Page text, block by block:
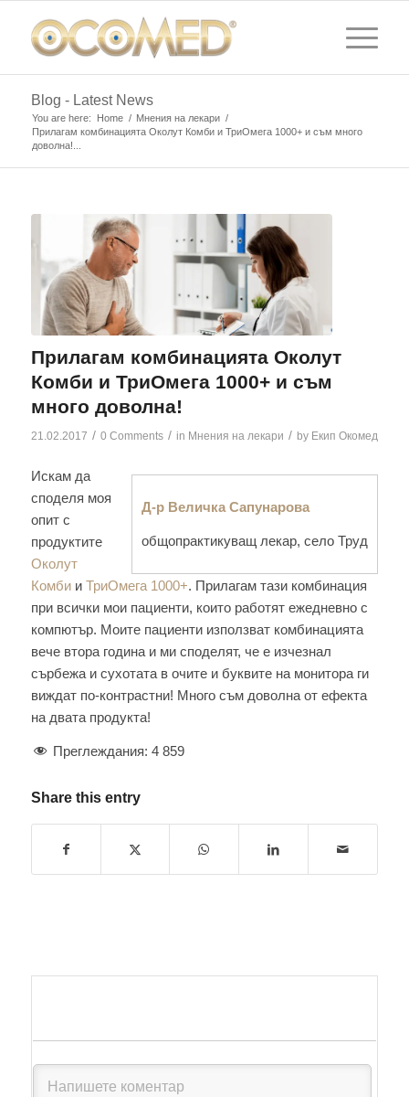
Blog - Latest News
You are here: Home / Мнения на лекари /
Прилагам комбинацията Околут Комби и ТриОмега 1000+ и съм много
доволна!...
Прилагам комбинацията Околут
Комби и ТриОмега 1000+ и съм
много доволна!
21.02.2017 / 0 Comments / in Мнения на лекари / by Екип Окомед
Д-р Величка Сапунарова
общопрактикуващ лекар, село Труд
Искам да
споделя моя
опит с
продуктите
Околут
Комбии ТриОмега 1000+. Прилагам тази комбинация
при всички мои пациенти, които работят ежедневно с
компютър. Моите пациенти използват комбинацията
вече втора година и ми споделят, че е изчезнал
сърбежа и сухотата в очите и буквите на монитора ги
виждат по-контрастни! Много съм доволна от ефекта
на двата продукта!
Преглеждания: 4 859
Share this entry